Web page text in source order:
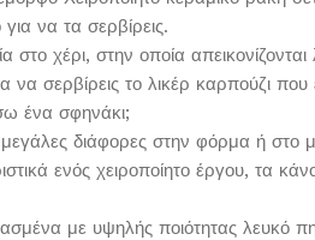
να τα σερβίρεις.
στο χέρι, στην οποία
να σερβίρεις το λικέρ καρπούζι
ένα σφηνάκι;
διάφορες στην φόρμα ή στο
ενός χειροποίητο έργου, τα
με υψηλής ποιότητας λευκό